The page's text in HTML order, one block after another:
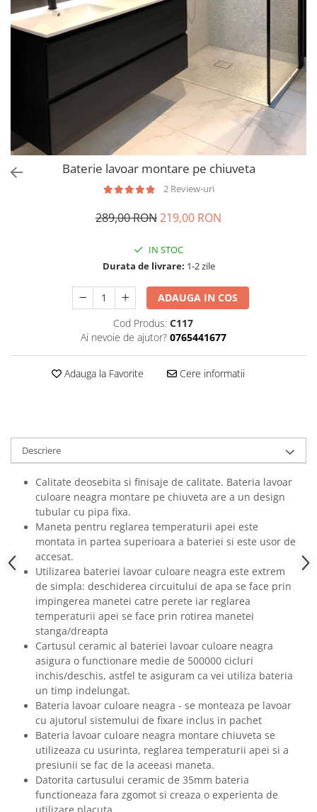
Baterie lavoar montare pe chiuveta
2 Review-uri
289,00 RON219,00 RON
IN STOC
Durata de livrare: 1-2 zile
ADAUGA IN COS
Cod Produs: C117
Ai nevoie de ajutor? 0765441677
Adauga la Favorite Cere informatii
Descriere
Calitate deosebita si finisaje de calitate. Bateria lavoar
culoare neagra montare pe chiuveta are a un design
tubular cu pipa fixa.
Maneta pentru reglarea temperaturii apei este
montata in partea superioara a bateriei si este usor de
accesat.
Utilizarea bateriei lavoar culoare neagra este extrem
de simpla: deschiderea circuitului de apa se face prin
impingerea manetei catre perete iar reglarea
temperaturii apei se face prin rotirea manetei
stanga/dreapta
Cartusul ceramic al bateriei lavoar culoare neagra
asigura o functionare medie de 500000 cicluri
inchis/deschis, astfel te asiguram ca vei utiliza bateria
un timp indelungat.
Bateria lavoar culoare neagra - se monteaza pe lavoar
cu ajutorul sistemului de fixare inclus in pachet
Bateria lavoar culoare neagra montare chiuveta se
utilizeaza cu usurinta, reglarea temperaturii apei si a
presiunii se fac de la aceeasi maneta.
Datorita cartusului ceramic de 35mm bateria
functioneaza fara zgomot si creaza o experienta de